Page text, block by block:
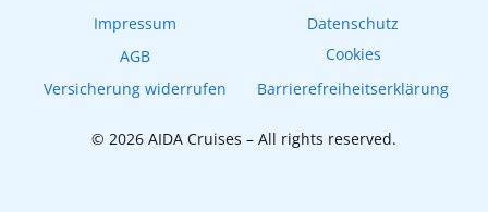
Impressum
Datenschutz
AGB
Cookies
Versicherung widerrufen
Barrierefreiheitserklärung
© 2026 AIDA Cruises – All rights reserved.